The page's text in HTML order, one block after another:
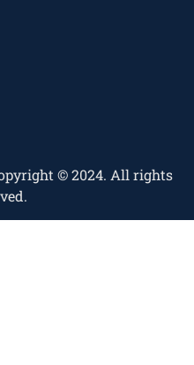
© 2024. All rights